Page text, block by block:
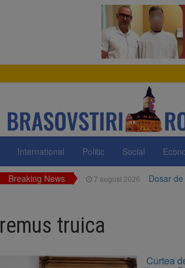
International Politic Social
Breaking News 7 august 2026 Dosar
7 august 2026
luni
remus truica
Curtea